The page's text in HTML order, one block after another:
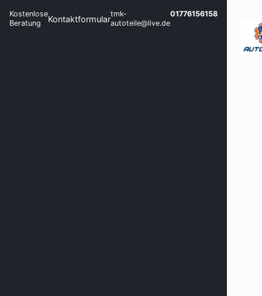
Kostenlose
Beratung
Kontaktformulartmk-
autoteile@live.de
01776156158